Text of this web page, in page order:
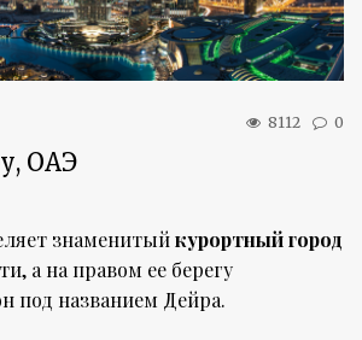
8112 0
ОАЭ
знаменитыйкурортный город
а на правом ее берегу
под названием Дейра.